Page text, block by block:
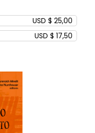
USD $ 25,00
USD $ 17,50